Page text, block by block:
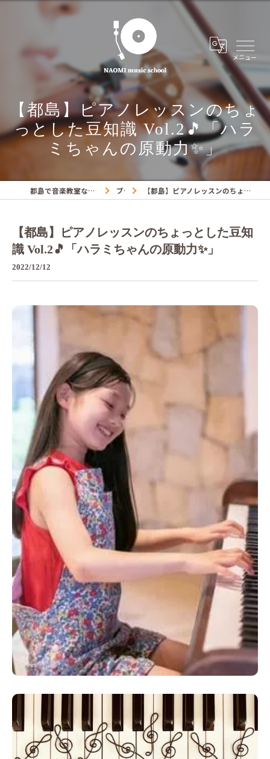
【都島】ピアノレッスンのちょ
っとした豆知識 Vol.2🎵「ハラ
ミちゃんの原動力✨」
都島で音楽教室ならNAOMIミュージックスクール ブログ 【都島】ピアノレッスンのちょっとした豆知識 Vol.2🎵「ハラミちゃんの原動力✨」
【都島】ピアノレッスンのちょっとした豆知
識 Vol.2🎵「ハラミちゃんの原動力✨」
2022/12/12